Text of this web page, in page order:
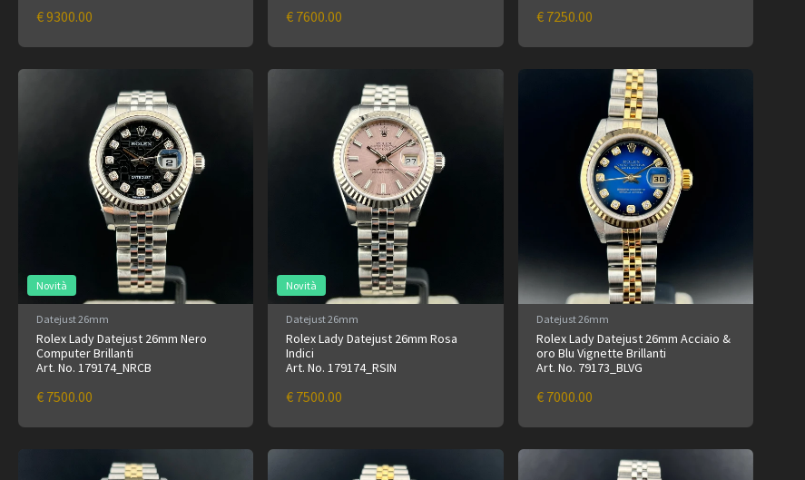
€ 9300.00 € 7600.00 € 7250.00
Novità
Datejust 26mm
Rolex Lady Datejust 26mm Nero
Computer Brillanti
Art. No. 179174_NRCB
€ 7500.00
Novità
Datejust 26mm
Rolex Lady Datejust 26mm Rosa
Indici
Art. No. 179174_RSIN
€ 7500.00
Datejust 26mm
Rolex Lady Datejust 26mm Acciaio &
oro Blu Vignette Brillanti
Art. No. 79173_BLVG
€ 7000.00